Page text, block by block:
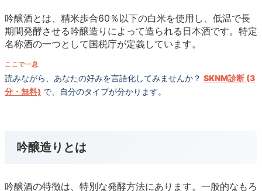
吟醸酒とは、精米歩合60％以下の白米を使用し、低温で長
期間発酵させる吟醸造りによって造られる日本酒です。特定
名称酒の一つとして国税庁が定義しています。
ここで一息
読みながら、あなたの好みを言語化してみませんか？ SKNM診断 (3
分・無料) で、自分のタイプが分かります。
吟醸造りとは
吟醸酒の特徴は、特別な発酵方法にあります。一般的なもろ